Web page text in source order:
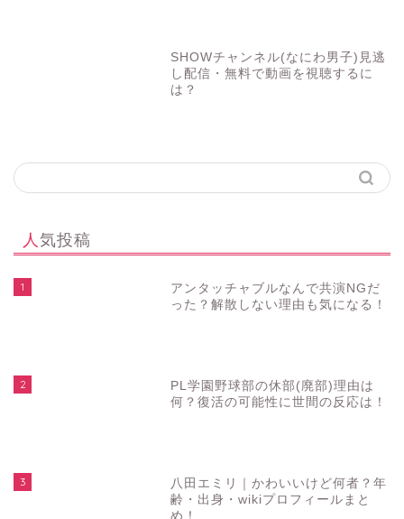
SHOWチャンネル(なにわ男子)見逃
し配信・無料で動画を視聴するに
は？
人気投稿
1
アンタッチャブルなんで共演NGだ
った？解散しない理由も気になる！
2
PL学園野球部の休部(廃部)理由は
何？復活の可能性に世間の反応は！
3
八田エミリ｜かわいいけど何者？年
齢・出身・wikiプロフィールまと
め！